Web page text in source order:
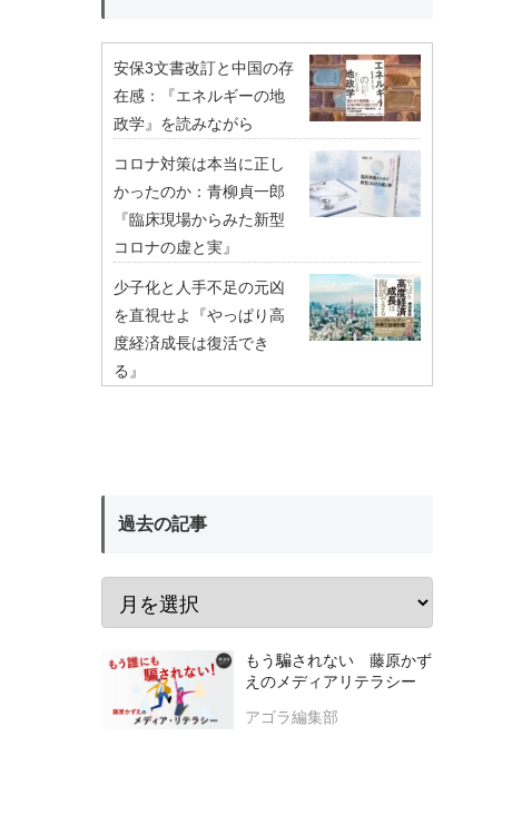
安保3文書改訂と中国の存
在感：『エネルギーの地
政学』を読みながら
コロナ対策は本当に正し
かったのか：青柳貞一郎
『臨床現場からみた新型
コロナの虚と実』
少子化と人手不足の元凶
を直視せよ『やっぱり高
度経済成長は復活でき
る』
過去の記事
もう騙されない 藤原かず
えのメディアリテラシー
アゴラ編集部